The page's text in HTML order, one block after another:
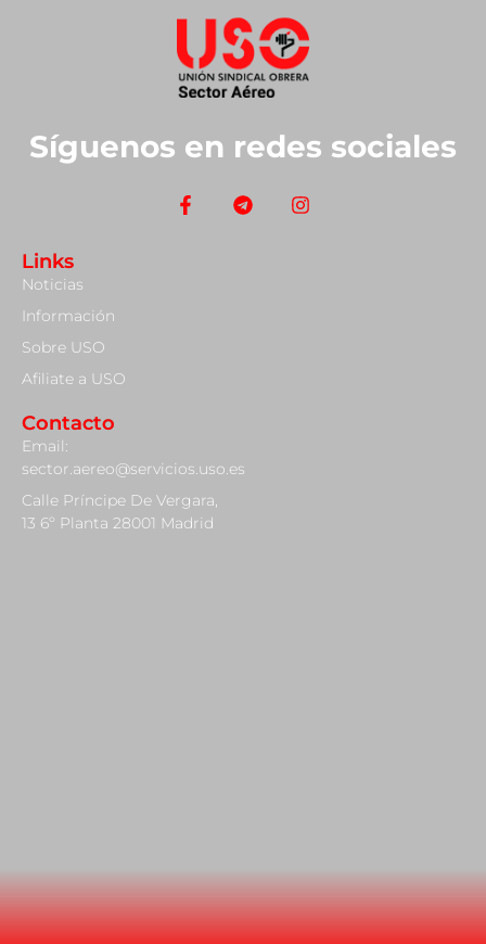
Síguenos en redes sociales
Links
Noticias
Información
Sobre USO
Afiliate a USO
Contacto
Email:
sector.aereo@servicios.uso.es
Calle Príncipe De Vergara,
13 6º Planta 28001 Madrid